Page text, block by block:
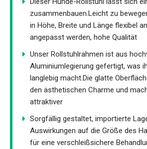
zusammenbauen.Leicht zu
in Höhe, Breite und Länge flexibel
angepasst werden, hohe Qualität
Unser Rollstuhlrahmen ist aus
Aluminiumlegierung gefertigt, was
langlebig macht.Die glatte
den ästhetischen Charme und
attraktiver
Sorgfällig gestaltet, importierte
Auswirkungen auf die Größe des
für eine verschleißsichere